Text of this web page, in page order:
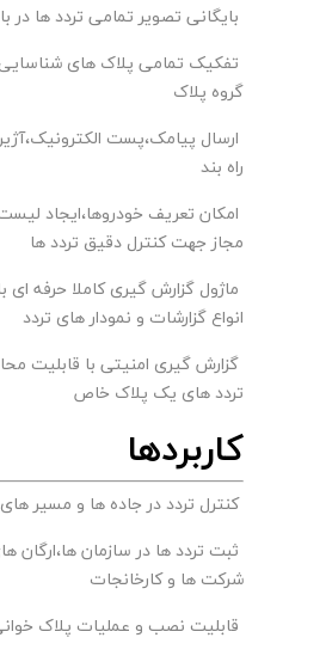
بایگانی تصویر تمامی تردد ها در
تفکیک تمامی پلاک های
گروه پلاک
ارسال پیامک،پست
راه بند
امکان تعریف خودروها،ایجاد
مجاز جهت کنترل دقیق تردد ها
ماژول گزارش گیری کاملا حرفه ای
انواع گزارشات و نمودار های تردد
گزارش گیری امنیتی با قابلیت
تردد های یک پلاک خاص
کاربردها
کنترل تردد در جاده ها و مسیر
ثبت تردد ها در سازمان ها،ارگان
شرکت ها و کارخانجات
قابلیت نصب و عملیات پلاک